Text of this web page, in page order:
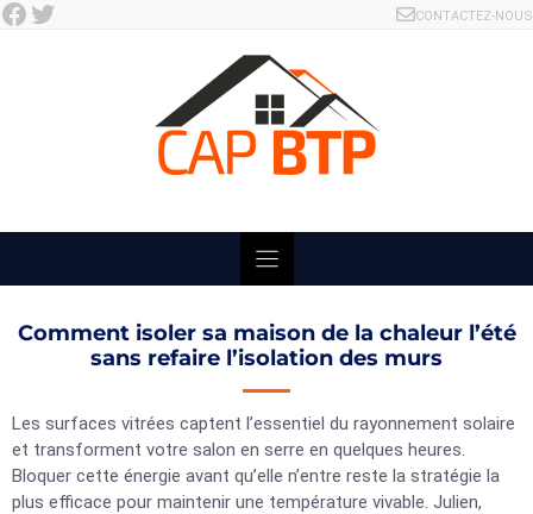
Skip
Facebook Twitter CONTACTEZ-NOUS
Comment isoler sa maison de la chaleur l’été
sans refaire l’isolation des murs
Les surfaces vitrées captent l’essentiel du rayonnement solaire
et transforment votre salon en serre en quelques heures.
Bloquer cette énergie avant qu’elle n’entre reste la stratégie la
plus efficace pour maintenir une température vivable. Julien,